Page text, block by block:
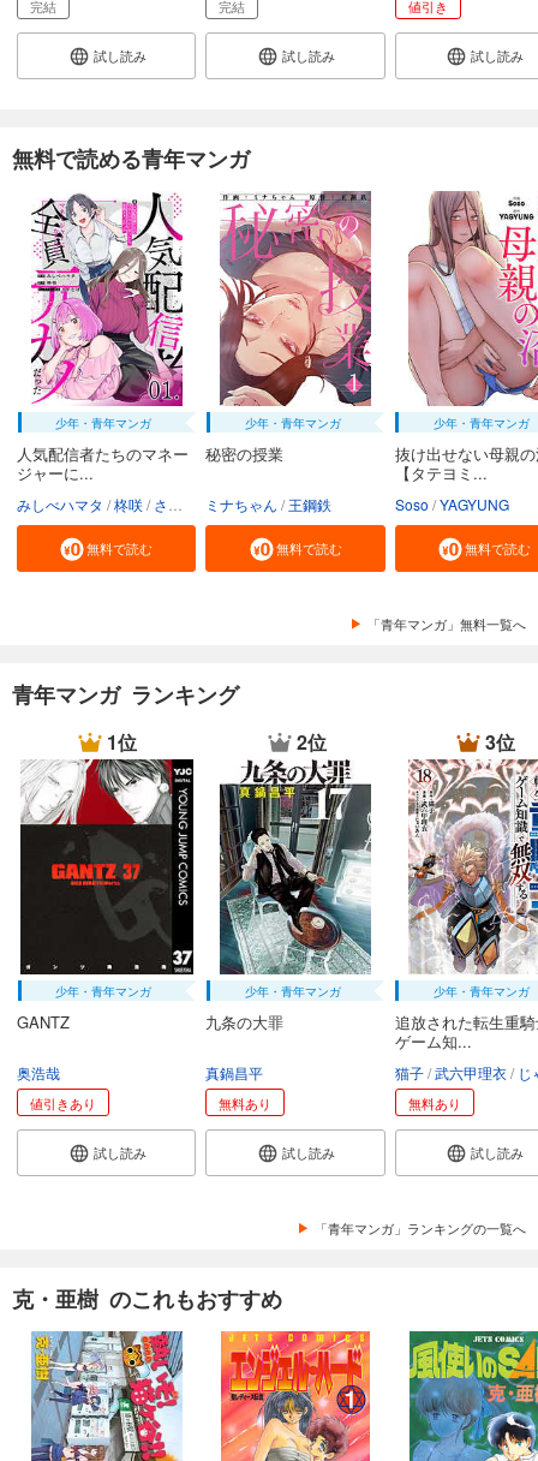
完結
試し読み
完結
試し読み
値引き
試し読み
無料で読める青年マンガ
少年・青年マンガ
人気配信者たちのマネー
ジャーに...
みしべハマタ 柊咲 さかむけ
無料で読む
少年・青年マンガ
秘密の授業
ミナちゃん 王鋼鉄
無料で読む
少年・青年マンガ
抜け出せない母親
【タテヨミ...
Soso YAGYUNG
無料で読む
「青年マンガ」無料一覧へ
青年マンガ ランキング
1位
少年・青年マンガ
GANTZ
奥浩哉
値引きあり
試し読み
2位
少年・青年マンガ
九条の大罪
真鍋昌平
無料あり
試し読み
3位
少年・青年マンガ
追放された転生重
ゲーム知...
猫子 武六甲理衣 じゃ
無料あり
試し読み
「青年マンガ」ランキングの一覧へ
克・亜樹 のこれもおすすめ